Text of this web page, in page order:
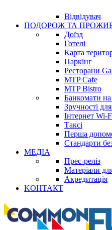
Відвідувач
ПОДОРОЖ ТА
Доїзд
Готелі
Карта
Паркінг
Ресторани
MTP Cafe
MTP Bistro
Банкомати
Зручності
Інтернет Wi-
Таксі
Перша
Стандарти
МЕДІА
Прес-реліз
Матеріали
Акредитація
KОНТАКТ